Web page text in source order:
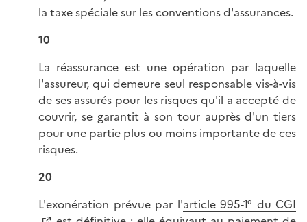
la taxe spéciale sur les conventions d'assurances.
10
La réassurance est une opération par laquelle
l'assureur, qui demeure seul responsable vis-à-vis
de ses assurés pour les risques qu'il a accepté de
couvrir, se garantit à son tour auprès d'un tiers
pour une partie plus ou moins importante de ces
risques.
20
L'exonération prévue par l'article 995-1° du CGI